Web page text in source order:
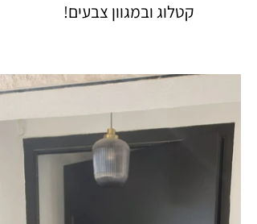
קטלוג ובמגוון צבעים!